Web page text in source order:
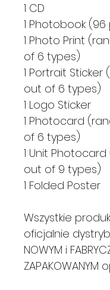
1 CD
1 Photobook
1 Photo Print
of 6 types)
1 Portrait Sticker
out of 6 types)
1 Logo Sticker
1 Photocard
of 6 types)
1 Unit
out of 9 types)
1 Folded Poster
Wszystkie
oficjalnie
NOWYM i
ZAPAKOWANYM